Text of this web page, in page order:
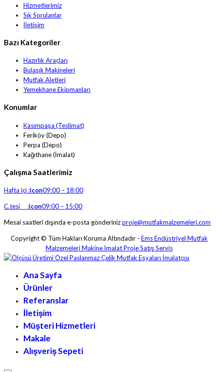
Hizmetlerimiz
Sık Sorulanlar
İletişim
Bazı Kategoriler
Hazırlık Araçları
Bulaşık Makineleri
Mutfak Aletleri
Yemekhane Ekipmanları
Konumlar
Kasımpaşa (Teslimat)
Feriköy (Depo)
Perpa (Depo)
Kağıthane (İmalat)
Çalışma Saatlerimiz
Hafta içi :icon09:00 – 18:00
C.tesi :icon09:00 – 15:00
Mesai saatleri dışında e-posta gönderinizproje@mutfakmalzemeleri.com
Copyright © Tüm Hakları Koruma Altındadır - Ems Endüstriyel Mutfak
Malzemeleri Makine İmalat Proje Satış Servis
Ana Sayfa
Ürünler
Referanslar
İletişim
Müşteri Hizmetleri
Makale
Alışveriş Sepeti